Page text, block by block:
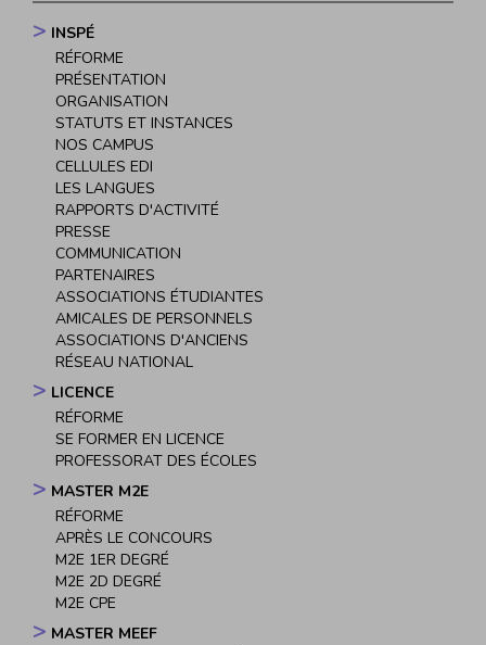
Navigation
principale
INSPÉ
RÉFORME
PRÉSENTATION
ORGANISATION
STATUTS ET INSTANCES
NOS CAMPUS
CELLULES EDI
LES LANGUES
RAPPORTS D'ACTIVITÉ
PRESSE
COMMUNICATION
PARTENAIRES
ASSOCIATIONS ÉTUDIANTES
AMICALES DE PERSONNELS
ASSOCIATIONS D'ANCIENS
RÉSEAU NATIONAL
LICENCE
RÉFORME
SE FORMER EN LICENCE
PROFESSORAT DES ÉCOLES
MASTER M2E
RÉFORME
APRÈS LE CONCOURS
M2E 1ER DEGRÉ
M2E 2D DEGRÉ
M2E CPE
MASTER MEEF